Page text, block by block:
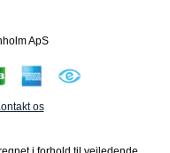
ApS
os